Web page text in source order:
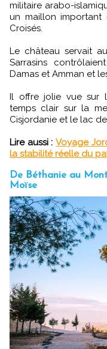
militaire arabo-
un maillon
Croisés.
Le château servait
Sarrasins
Damas et Amman et
Il offre jolie vue sur
temps clair sur la
Cisjordanie et le lac
Lire aussi : Voyage
la stabilité réelle du
De Béthanie au
Moïse